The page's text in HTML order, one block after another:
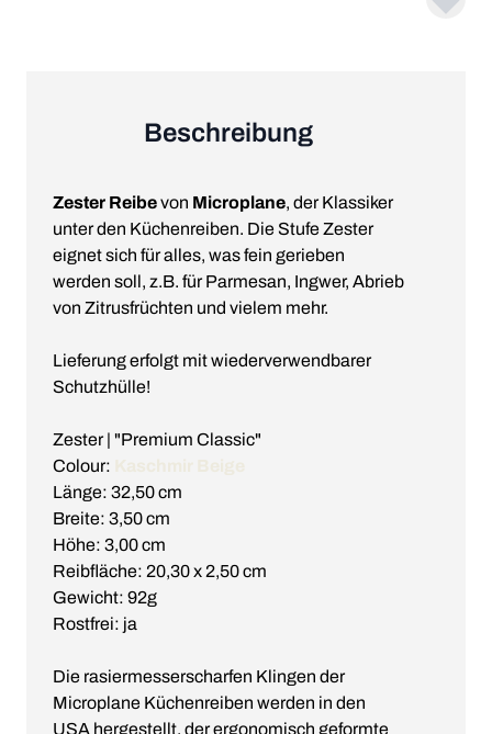
Beschreibung
Zester Reibevon Microplane, der Klassiker
unter den Küchenreiben. Die Stufe Zester
eignet sich für alles, was fein gerieben
werden soll, z.B. für Parmesan, Ingwer, Abrieb
von Zitrusfrüchten und vielem mehr.
Lieferung erfolgt mit wiederverwendbarer
Schutzhülle!
Zester | "Premium Classic"
Colour:
Länge: 32,50 cm
Breite: 3,50 cm
Höhe: 3,00 cm
Reibfläche: 20,30 x 2,50 cm
Gewicht: 92g
Rostfrei: ja
Die rasiermesserscharfen Klingen der
Microplane Küchenreiben werden in den
USA hergestellt, der ergonomisch geformte